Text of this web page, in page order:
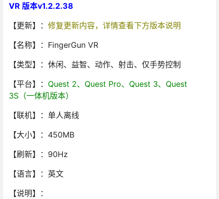
VR 版本v1.2.2.38
【更新】： 修复更新内容，详情查看下方版本说明
【名称】：FingerGun VR
【类型】：休闲、益智、动作、射击、仅手势控制
【平台】： Quest 2、Quest Pro、Quest 3、Quest
3S（一体机版本）
【联机】：单人离线
【大小】：450MB
【刷新】：90Hz
【语言】：英文
【说明】：